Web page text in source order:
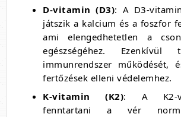
D-vitamin (D3): A D3-
játszik a kalcium és a foszfor
ami elengedhetetlen a
egészségéhez. Ezenkívül
immunrendszer működését,
fertőzések elleni védelemhez.
K-vitamin (K2): A K2-
fenntartani a vér